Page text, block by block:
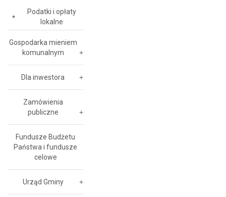
Podatki i opłaty
lokalne
Gospodarka mieniem
komunalnym
Dla inwestora
Zamówienia
publiczne
Fundusze Budżetu
Państwa i fundusze
celowe
Urząd Gminy